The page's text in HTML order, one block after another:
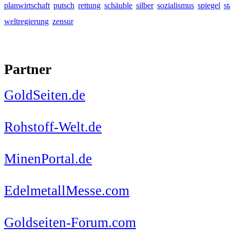
planwirtschaft putsch rettung schäuble silber sozialismus spiegel
weltregierung zensur
Partner
GoldSeiten.de
Rohstoff-Welt.de
MinenPortal.de
EdelmetallMesse.com
Goldseiten-Forum.com